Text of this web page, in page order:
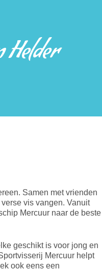
Helder
Samen met vrienden
vis vangen. Vanuit
Mercuur naar de beste
geschikt is voor jong en
Mercuur helpt
ook eens een